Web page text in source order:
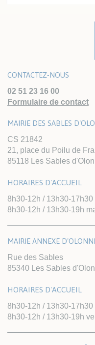
CONTACTEZ-NOUS
02 51 23 16 00
Formulaire de contact
MAIRIE DES SABLES
CS 21842
21, place du Poilu de
85118 Les Sables
HORAIRES D'ACCUEIL
8h30-12h / 13h30-
8h30-12h / 13h30-19h
MAIRIE ANNEXE
Rue des Sables
85340 Les Sables
HORAIRES D'ACCUEIL
8h30-12h / 13h30-
8h30-12h / 13h30-19h